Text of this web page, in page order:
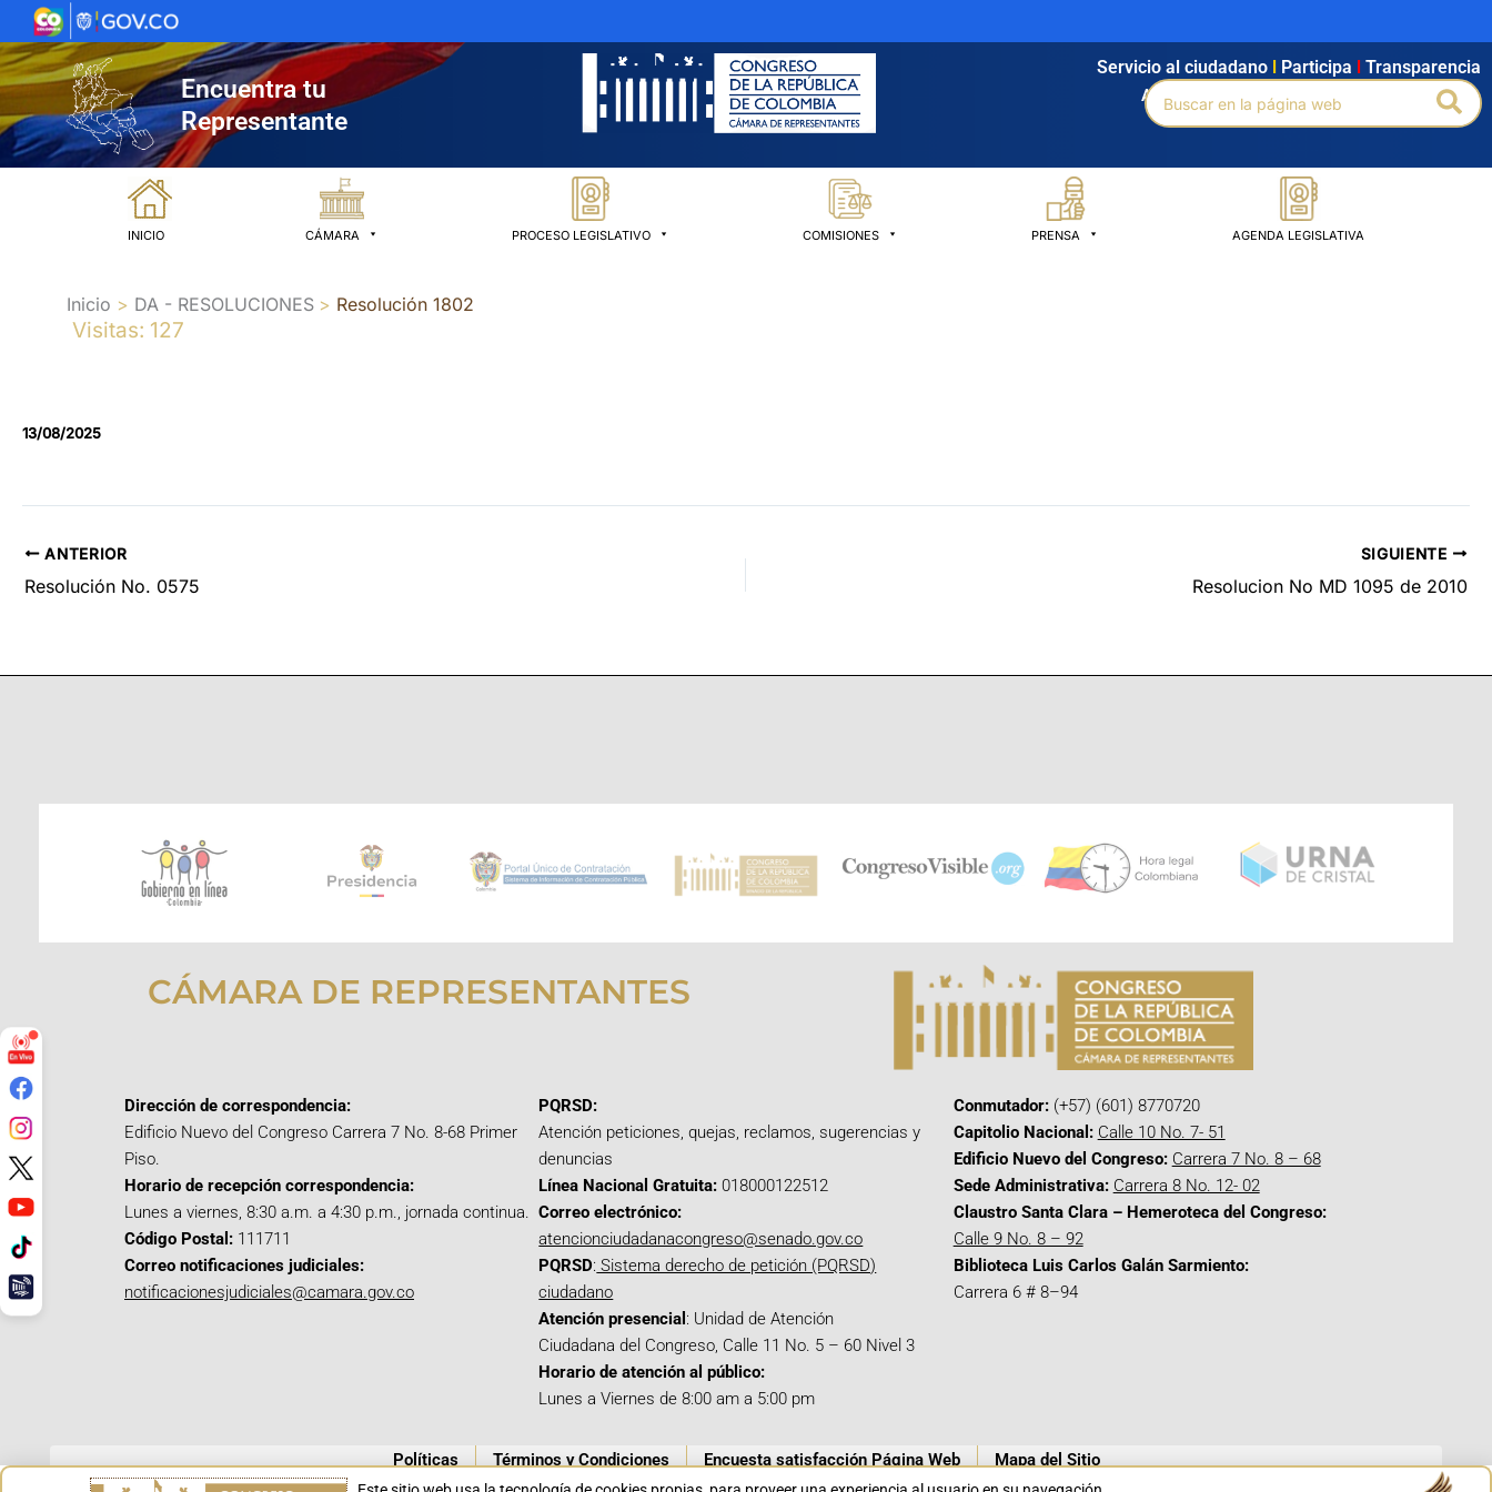
al
contenido
Encuentra tu
Representante
Agendamiento Intranet Búsqueda avanzada
Servicio al ciudadano Participa Transparencia
Buscar
por:
INICIO CÁMARA PROCESO LEGISLATIVO COMISIONES PRENSA AGENDA LEGISLATIVA
Inicio DA - RESOLUCIONES Resolución 1802
Visitas: 127
13/08/2025
ANTERIOR
Resolución No. 0575
SIGUIENTE
Resolucion No MD 1095 de 2010
CÁMARA DE REPRESENTANTES
Dirección de correspondencia:
Edificio Nuevo del Congreso Carrera 7 No. 8-68 Primer
Piso.
Horario de recepción correspondencia:
Lunes a viernes, 8:30 a.m. a 4:30 p.m., jornada continua.
Código Postal: 111711
Correo notificaciones judiciales:
notificacionesjudiciales@camara.gov.co
PQRSD:
Atención peticiones, quejas, reclamos, sugerencias y
denuncias
Línea Nacional Gratuita: 018000122512
Correo electrónico:
atencionciudadanacongreso@senado.gov.co
PQRSD: Sistema derecho de petición (PQRSD)
ciudadano
Atención presencial : Unidad de Atención
Ciudadana del Congreso, Calle 11 No. 5 – 60 Nivel 3
Horario de atención al público:
Lunes a Viernes de 8:00 am a 5:00 pm
Conmutador:(+57) (601) 8770720
Capitolio Nacional: Calle 10 No. 7- 51
Edificio Nuevo del Congreso: Carrera 7 No. 8 – 68
Sede Administrativa: Carrera 8 No. 12- 02
Claustro Santa Clara – Hemeroteca del Congreso:
Calle 9 No. 8 – 92
Biblioteca Luis Carlos Galán Sarmiento:
Carrera 6 # 8–94
Políticas Términos y Condiciones Encuesta satisfacción Página Web Mapa del Sitio